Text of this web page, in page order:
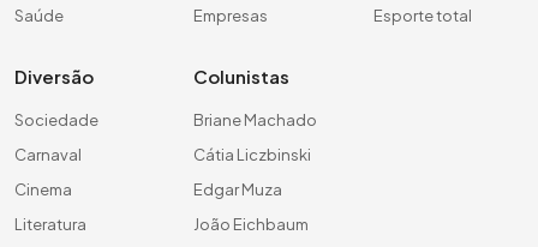
Saúde
Empresas
Esporte total
Diversão
Sociedade
Carnaval
Cinema
Literatura
Colunistas
Briane Machado
Cátia Liczbinski
Edgar Muza
João Eichbaum